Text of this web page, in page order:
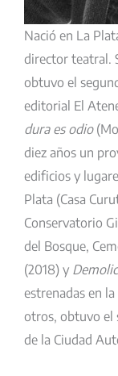
Nació en La
director teatral.
obtuvo el
editorial El
dura es odio
diez años un
edificios y
Plata (Casa
Conservatorio
del Bosque,
(2018) y
estrenadas en
otros, obtuvo el
de la Ciudad